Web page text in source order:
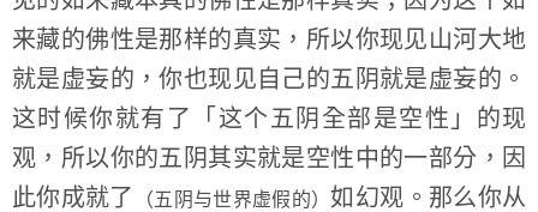
来藏的佛性是那样的真实，所以你现见山河大地
就是虚妄的，你也现见自己的五阴就是虚妄的。
这时候你就有了「这个五阴全部是空性」的现
观，所以你的五阴其实就是空性中的一部分，因
此你成就了
（五阴与世界虚假的） 如幻观。那么你从